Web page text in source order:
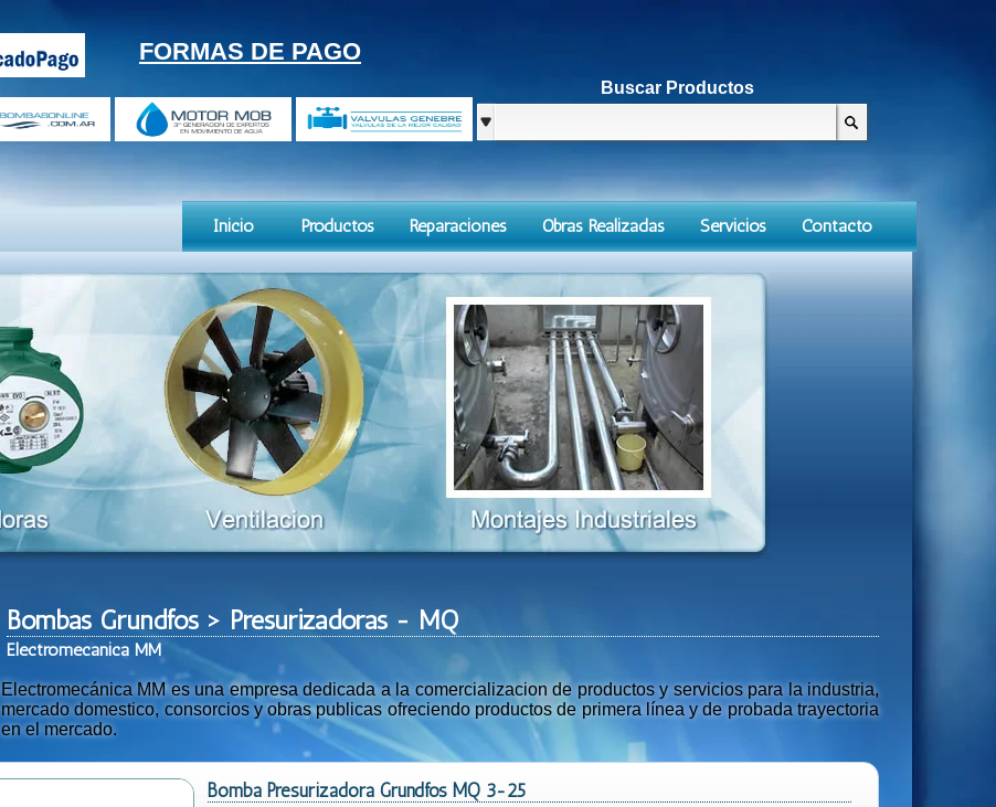
FORMAS DE PAGO
Buscar Productos
Inicio Productos Reparaciones Obras Realizadas Servicios Contacto
Bombas Grundfos > Presurizadoras - MQ
Electromecanica MM
Electromecánica MM es una empresa dedicada a la comercializacion de productos y servicios para la industria,
mercado domestico, consorcios y obras publicas ofreciendo productos de primera línea y de probada trayectoria
en el mercado.
Bomba Presurizadora Grundfos MQ 3-25